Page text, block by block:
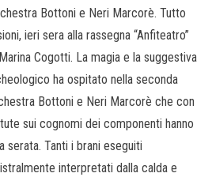
Bottoni e Neri Marcorè. Tutto
ieri sera alla rassegna “Anfiteatro”
Cogotti. La magia e la suggestiva
ha ospitato nella seconda
Bottoni e Neri Marcorè che con
sui cognomi dei componenti hanno
serata. Tanti i brani eseguiti
interpretati dalla calda e